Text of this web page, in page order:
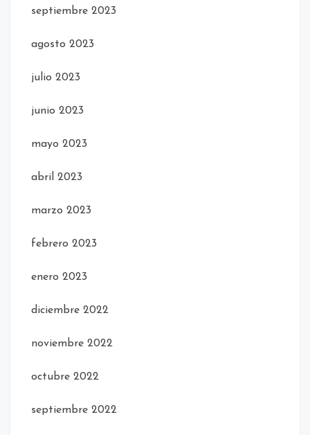
septiembre 2023
agosto 2023
julio 2023
junio 2023
mayo 2023
abril 2023
marzo 2023
febrero 2023
enero 2023
diciembre 2022
noviembre 2022
octubre 2022
septiembre 2022